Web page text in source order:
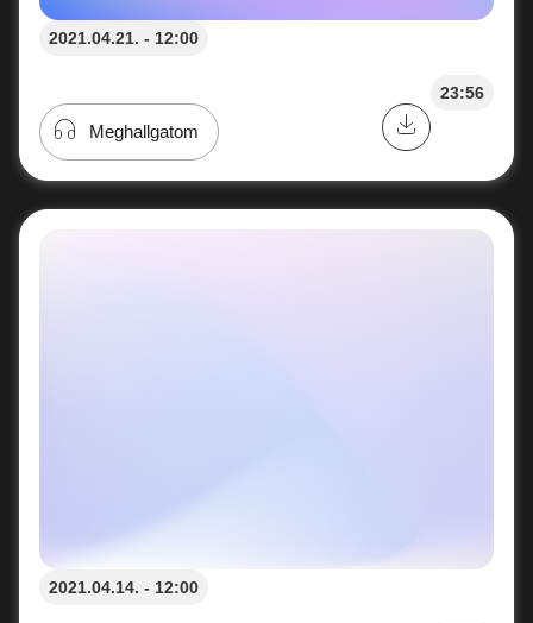
2021.04.21. - 12:00
23:56
Meghallgatom
2021.04.14. - 12:00